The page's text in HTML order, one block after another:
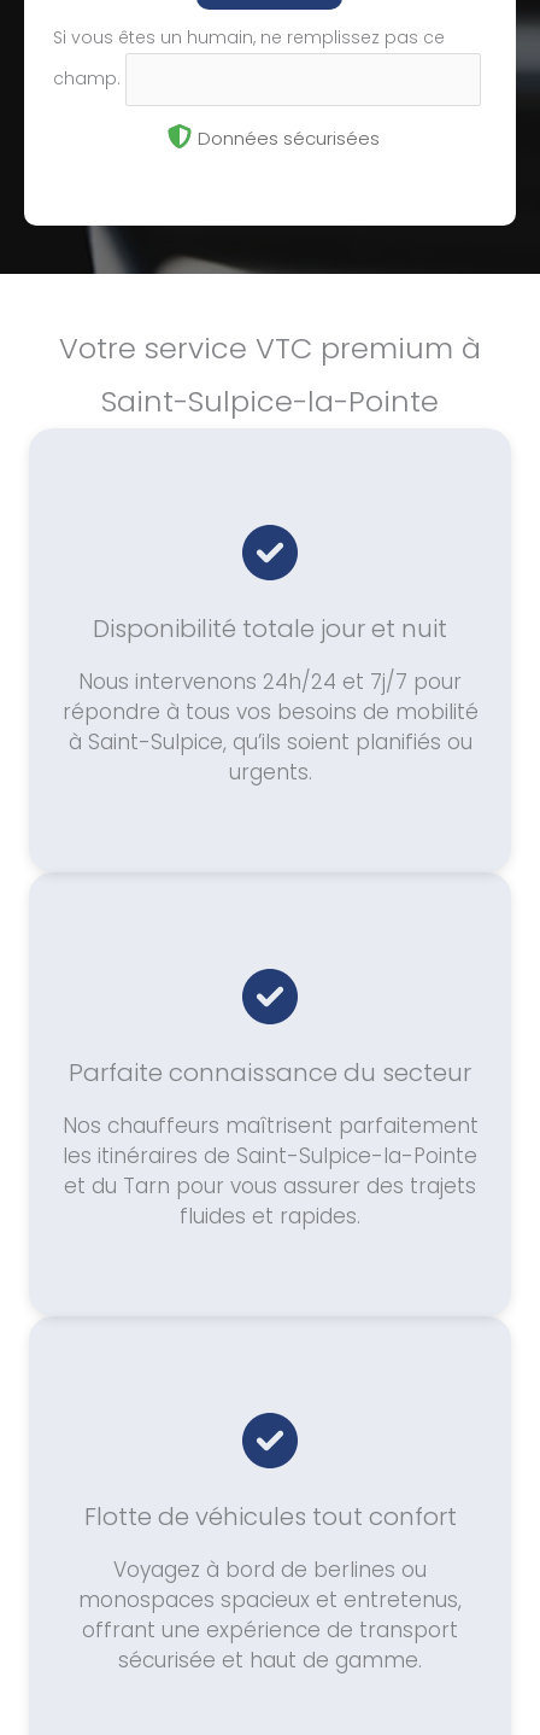
Si vous êtes un humain, ne remplissez pas ce
champ.
Données sécurisées
Votre service VTC premium à
Saint-Sulpice-la-Pointe
Disponibilité totale jour et nuit
Nous intervenons 24h/24 et 7j/7 pour
répondre à tous vos besoins de mobilité
à Saint-Sulpice, qu’ils soient planifiés ou
urgents.
Parfaite connaissance du secteur
Nos chauffeurs maîtrisent parfaitement
les itinéraires de Saint-Sulpice-la-Pointe
et du Tarn pour vous assurer des trajets
fluides et rapides.
Flotte de véhicules tout confort
Voyagez à bord de berlines ou
monospaces spacieux et entretenus,
offrant une expérience de transport
sécurisée et haut de gamme.